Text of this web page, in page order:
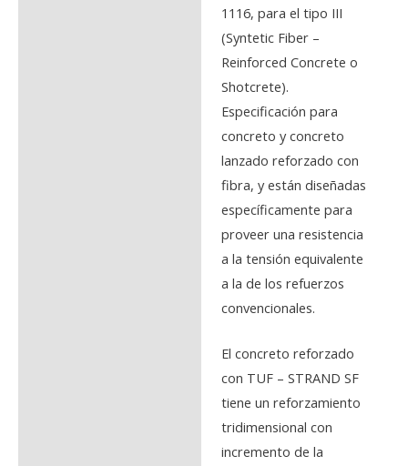
1116, para el tipo III
(Syntetic Fiber –
Reinforced Concrete o
Shotcrete).
Especificación para
concreto y concreto
lanzado reforzado con
fibra, y están diseñadas
específicamente para
proveer una resistencia
a la tensión equivalente
a la de los refuerzos
convencionales.
El concreto reforzado
con TUF – STRAND SF
tiene un reforzamiento
tridimensional con
incremento de la